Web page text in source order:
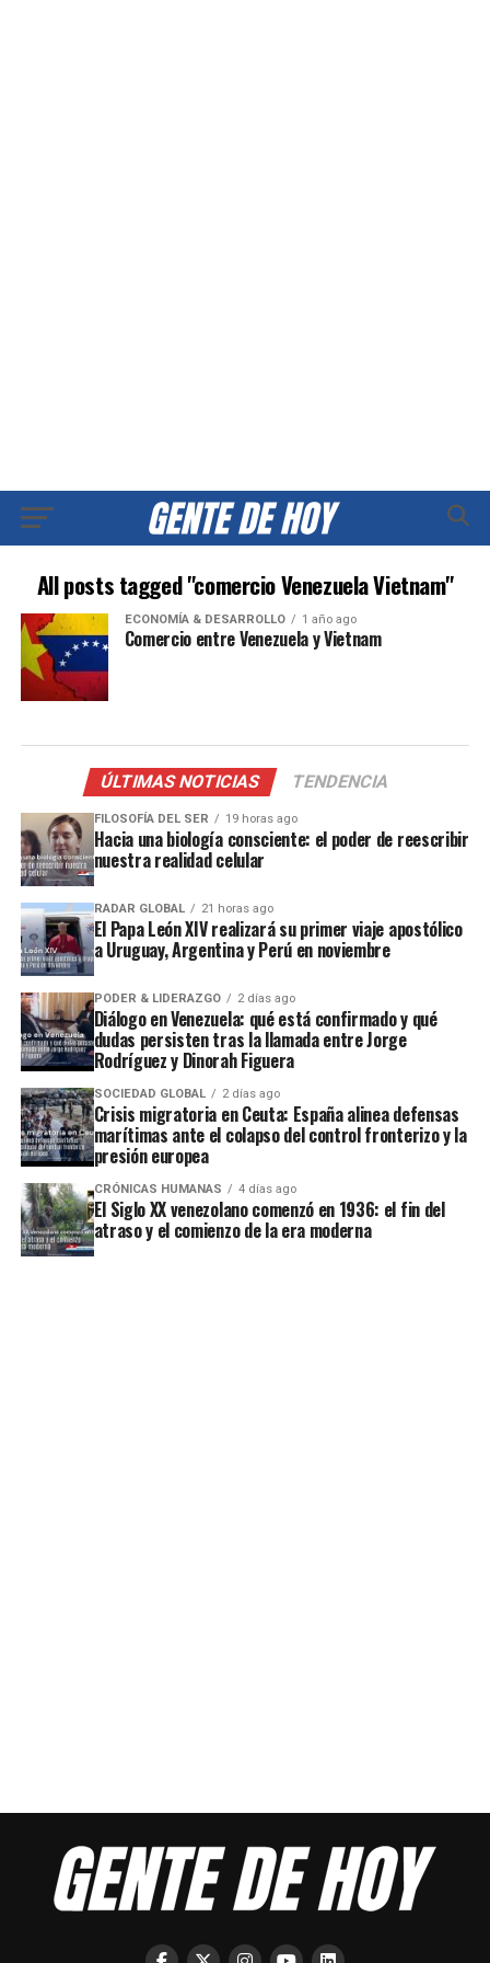
All posts tagged "comercio Venezuela Vietnam"
ECONOMÍA & DESARROLLO 1 año ago
Comercio entre Venezuela y Vietnam
ÚLTIMAS NOTICIAS TENDENCIA
FILOSOFÍA DEL SER 19 horas ago
Hacia una biología consciente: el poder de reescribir
nuestra realidad celular
RADAR GLOBAL 21 horas ago
El Papa León XIV realizará su primer viaje apostólico
a Uruguay, Argentina y Perú en noviembre
PODER & LIDERAZGO 2 días ago
Diálogo en Venezuela: qué está confirmado y qué
dudas persisten tras la llamada entre Jorge
Rodríguez y Dinorah Figuera
SOCIEDAD GLOBAL 2 días ago
Crisis migratoria en Ceuta: España alinea defensas
marítimas ante el colapso del control fronterizo y la
presión europea
CRÓNICAS HUMANAS 4 días ago
El Siglo XX venezolano comenzó en 1936: el fin del
atraso y el comienzo de la era moderna